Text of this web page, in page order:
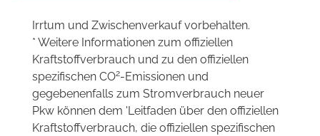
Irrtum und Zwischenverkauf vorbehalten.
* Weitere Informationen zum offiziellen
Kraftstoffverbrauch und zu den offiziellen
spezifischen CO2-Emissionen und
gegebenenfalls zum Stromverbrauch neuer
Pkw können dem 'Leitfaden über den offiziellen
Kraftstoffverbrauch, die offiziellen spezifischen